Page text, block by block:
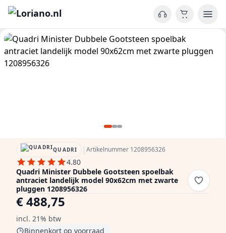
QUADRI |Artikelnummer 1208956326
4.80
Quadri Minister Dubbele Gootsteen spoelbak
antraciet landelijk model 90x62cm met zwarte
pluggen 1208956326
€ 488,75
incl. 21% btw
Binnenkort op voorraad